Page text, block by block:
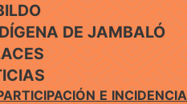
DE JAMBALÓ
E INCIDENCIA